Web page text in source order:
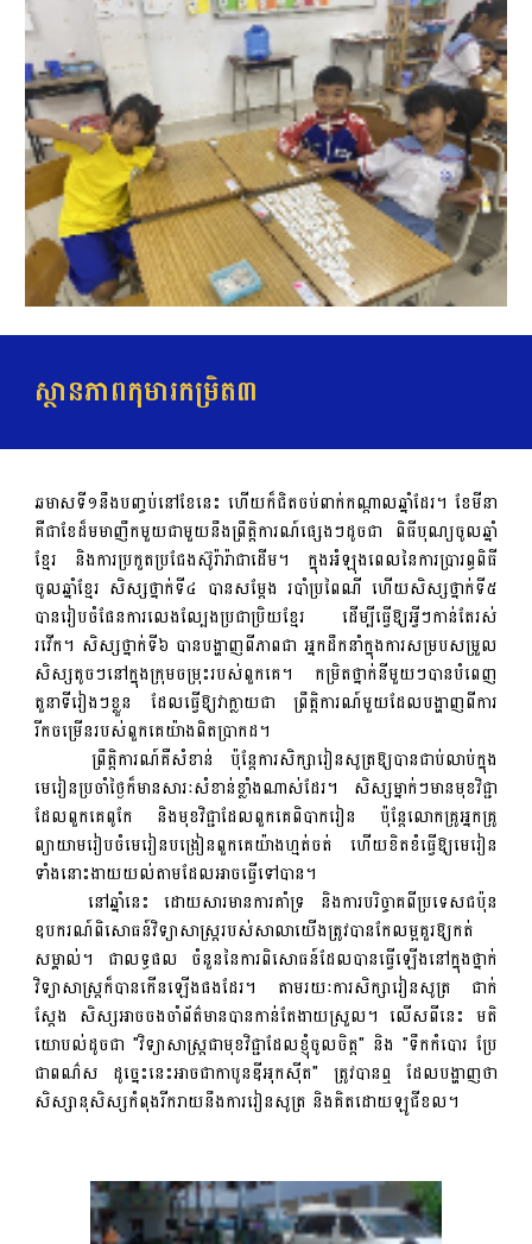
ស្ថានភាពកុមារកម្រិត៣
ឆមាសទី១នឹងបញ្ចប់នៅខែនេះ ហើយក៏ជិតចប់ពាក់កណ្តាលឆ្នាំដែរ។ ខែមីនា
គឺជាខែដ៏មមាញឹកមួយជាមួយនឹងព្រឹត្តិការណ៍ផ្សេងៗដូចជា ពិធីបុណ្យចូលឆ្នាំ
ខ្មែរ និងការប្រកួតប្រជែងស៊ូរ៉ារ៉ាជាដើម។ ក្នុងអំឡុងពេលនៃការប្រារព្ធពិធី
ចូលឆ្នាំខ្មែរ សិស្សថ្នាក់ទី៤ បានសម្តែង របាំប្រពៃណី ហើយសិស្សថ្នាក់ទី៥
បានរៀបចំផែនការលេងល្បែងប្រជាប្រិយខ្មែរ ដើម្បីធ្វើឱ្យអ្វីៗកាន់តែរស់
រវើក។ សិស្សថ្នាក់ទី៦ បានបង្ហាញពីភាពជា អ្នកដឹកនាំក្នុងការសម្របសម្រួល
សិស្សតូចៗនៅក្នុងក្រុមចម្រុះរបស់ពួកគេ។ កម្រិតថ្នាក់នីមួយៗបានបំពេញ
តួនាទីរៀងៗខ្លួន ដែលធ្វើឱ្យវាក្លាយជា ព្រឹត្តិការណ៍មួយដែលបង្ហាញពីការ
រីកចម្រើនរបស់ពួកគេយ៉ាងពិតប្រាកដ។
ព្រឹត្តិការណ៍​គឺ​សំខាន់ ប៉ុន្តែ​ការសិក្សារៀនសូត្រឱ្យបាន​ជាប់លាប់​ក្នុង​
មេរៀន​ប្រចាំថ្ងៃ​ក៏​មាន​សារៈសំខាន់​ខ្លាំងណាស់ដែរ។ សិស្សម្នាក់ៗមានមុខវិជ្ជា
ដែលពួកគេពូកែ និងមុខវិជ្ជាដែលពួកគេពិបាករៀន ប៉ុន្តែលោកគ្រូអ្នកគ្រូ
ព្យាយាមរៀបចំមេរៀនបង្រៀនពួកគេយ៉ាងហ្មត់ចត់ ហើយខិតខំធ្វើឱ្យមេរៀន
ទាំងនោះងាយយល់តាមដែលអាចធ្វើទៅបាន។
នៅឆ្នាំនេះ ដោយសារមានការគាំទ្រ និងការបរិច្ចាគពីប្រទេសជប៉ុន
ឧបករណ៍ពិសោធន៍វិទ្យាសាស្ត្ររបស់សាលាយើងត្រូវបានកែលម្អគួរឱ្យកត់
សម្គាល់។ ជាលទ្ធផល ចំនួននៃការពិសោធន៍ដែលបានធ្វើឡើងនៅក្នុងថ្នាក់
វិទ្យាសាស្ត្រក៏បានកើនឡើងផងដែរ។ តាមរយៈការសិក្សារៀនសូត្រ ជាក់
ស្តែង សិស្សអាចចងចាំព័ត៌មានបានកាន់តែងាយស្រួល។ លើសពីនេះ មតិ
យោបល់ដូចជា "វិទ្យាសាស្ត្រជាមុខវិជ្ជាដែលខ្ញុំចូលចិត្ត" និង "ទឹកកំបោរ ប្រែ
ជាពណ៌ស ដូច្នេះនេះអាចជាកាបូនឌីអុកស៊ីត" ត្រូវបានឮ ដែលបង្ហាញថា
សិស្សានុសិស្សកំពុងរីករាយនឹងការរៀនសូត្រ និងគិតដោយឡូជីខល។